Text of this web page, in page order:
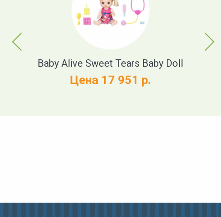
Previous
Baby Alive Sweet Tears Baby Doll
Цена 17 951 р.
Next